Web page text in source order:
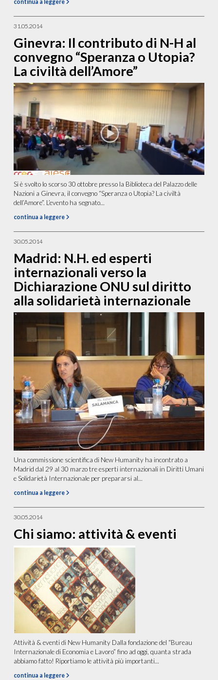
continua a leggere
31.05.2014
Ginevra: Il contributo di N-H al
convegno “Speranza o Utopia?
La civiltà dell’Amore”
Si è svolto lo scorso 30 ottobre presso la Biblioteca del Palazzo delle
Nazioni a Ginevra, il convegno “Speranza o Utopia? La civiltà
dell’Amore”. L’evento ha segnato...
continua a leggere
30.05.2014
Madrid: N.H. ed esperti
internazionali verso la
Dichiarazione ONU sul diritto
alla solidarietà internazionale
Una commissione scientifica di New Humanity ha incontrato a
Madrid dal 29 al 30 marzo tre esperti internazionali in Diritti Umani
e Solidarietà Internazionale per prepararsi al...
continua a leggere
30.05.2014
Chi siamo: attività & eventi
Attività & eventi di New Humanity Dalla fondazione del “Bureau
Internazionale di Economia e Lavoro” fino ad oggi, quanta strada
abbiamo fatto! Riportiamo le attività più importanti...
continua a leggere